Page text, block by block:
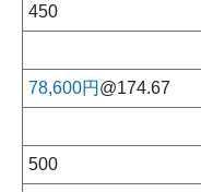
450
78,600円 @174.67
500